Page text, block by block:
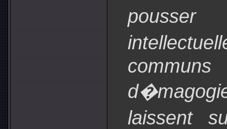
laissent